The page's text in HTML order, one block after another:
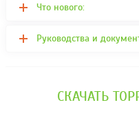
Что нового:
Руководства и
СКАЧАТЬ